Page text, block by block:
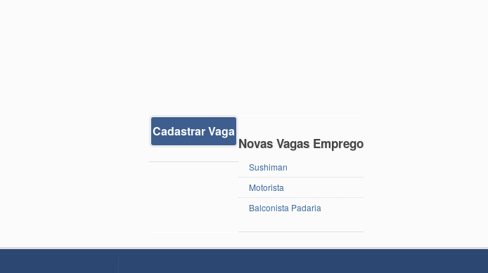
Cadastrar Vaga
Novas Vagas Emprego
Sushiman
Motorista
Balconista Padaria